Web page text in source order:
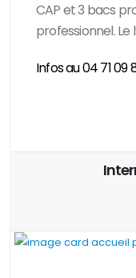
CAP et 3 bacs
professionnel.
Infos au 04 71 09